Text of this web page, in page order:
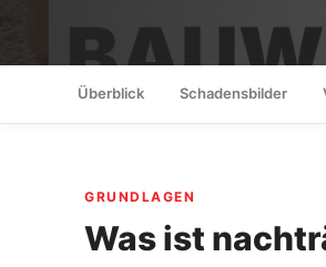
Überblick Schadensbilder
GRUNDLAGEN
Was ist